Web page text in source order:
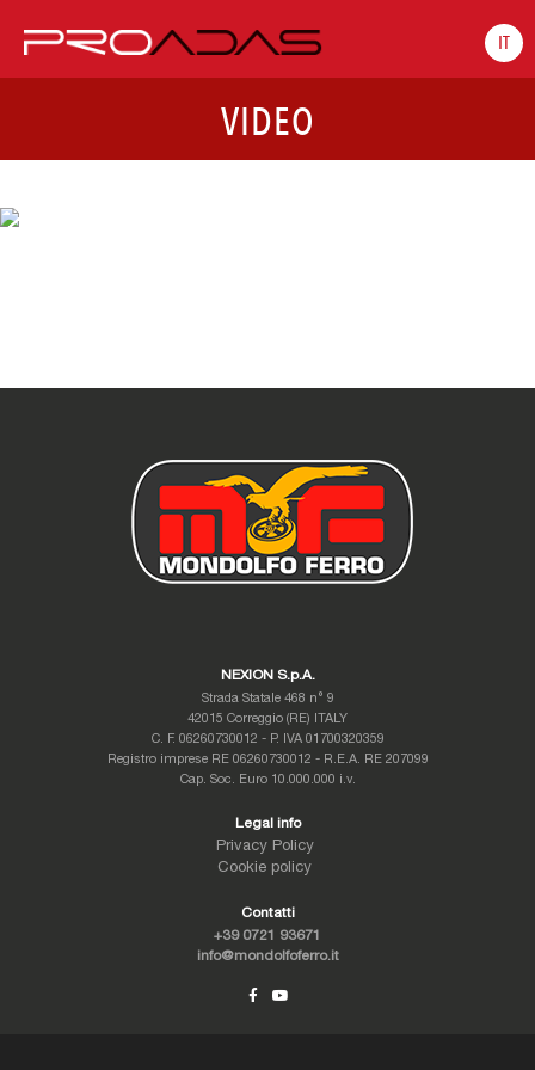
IT
VIDEO
NEXION S.p.A.
Strada Statale 468 n° 9
42015 Correggio (RE) ITALY
C. F. 06260730012 - P. IVA 01700320359
Registro imprese RE 06260730012 - R.E.A. RE 207099
Cap. Soc. Euro 10.000.000 i.v.
Legal info
Privacy Policy
Cookie policy
Contatti
+39 0721 93671
info@mondolfoferro.it